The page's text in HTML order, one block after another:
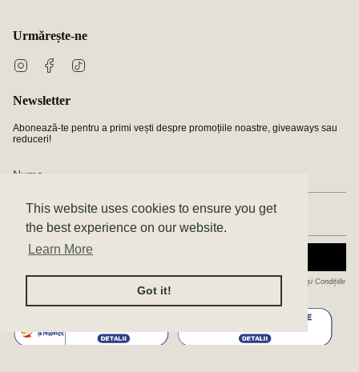
This website uses cookies to ensure you get
the best experience on our website.
Learn More
Got it!
Urmărește-ne
InstagramFacebook
Newsletter
Abonează-te pentru a primi vești despre promoțiile noastre, giveaways sau
reduceri!
și Condițiile